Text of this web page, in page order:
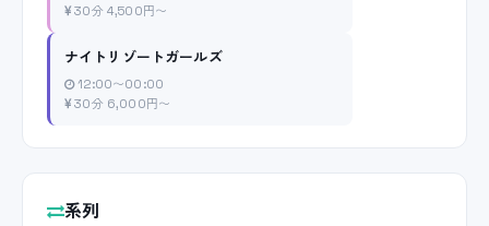
30分 4,500円〜
ナイトリゾートガールズ
12:00〜00:00
30分 6,000円〜
系列